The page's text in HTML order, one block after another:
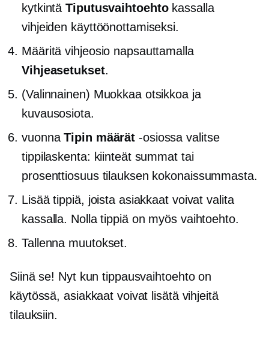
kytkintäTiputusvaihtoehtokassalla
vihjeiden käyttöönottamiseksi.
Määritä vihjeosio napsauttamalla
Vihjeasetukset.
(Valinnainen) Muokkaa otsikkoa ja
kuvausosiota.
vuonnaTipin määrät -osiossa valitse
tippilaskenta: kiinteät summat tai
prosenttiosuus tilauksen kokonaissummasta.
Lisää tippiä, joista asiakkaat voivat valita
kassalla. Nolla tippiä on myös vaihtoehto.
Tallenna muutokset.
Siinä se! Nyt kun tippausvaihtoehto on
käytössä, asiakkaat voivat lisätä vihjeitä
tilauksiin.